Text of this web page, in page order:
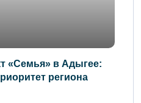
«Семья» в Адыгее:
региона